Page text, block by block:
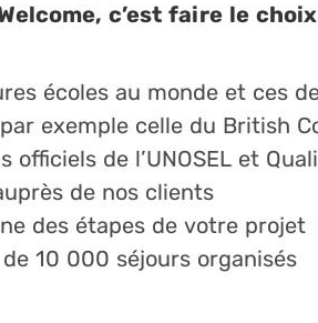
c’est faire le
écoles au monde et ces
exemple celle du British
de l’UNOSEL et
de nos clients
des étapes de votre projet
10 000 séjours organisés